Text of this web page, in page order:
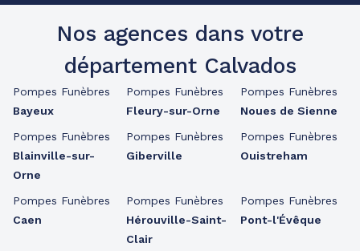
Nos agences dans votre
département Calvados
Pompes Funèbres
Bayeux
Pompes Funèbres
Blainville-sur-
Orne
Pompes Funèbres
Caen
Pompes Funèbres
Fleury-sur-Orne
Pompes Funèbres
Giberville
Pompes Funèbres
Hérouville-Saint-
Clair
Pompes Funèbres
Noues de Sienne
Pompes Funèbres
Ouistreham
Pompes Funèbres
Pont-l'Évêque